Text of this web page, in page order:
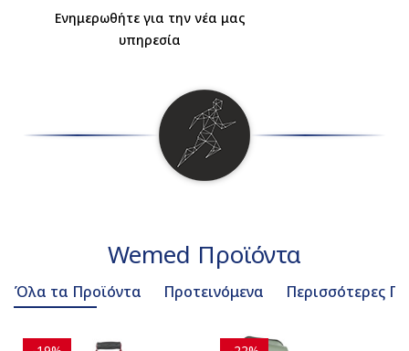
Ενημερωθήτε για την νέα μας
υπηρεσία
Wemed Προϊόντα
Όλα τα Προϊόντα Προτεινόμενα Περισσότερες